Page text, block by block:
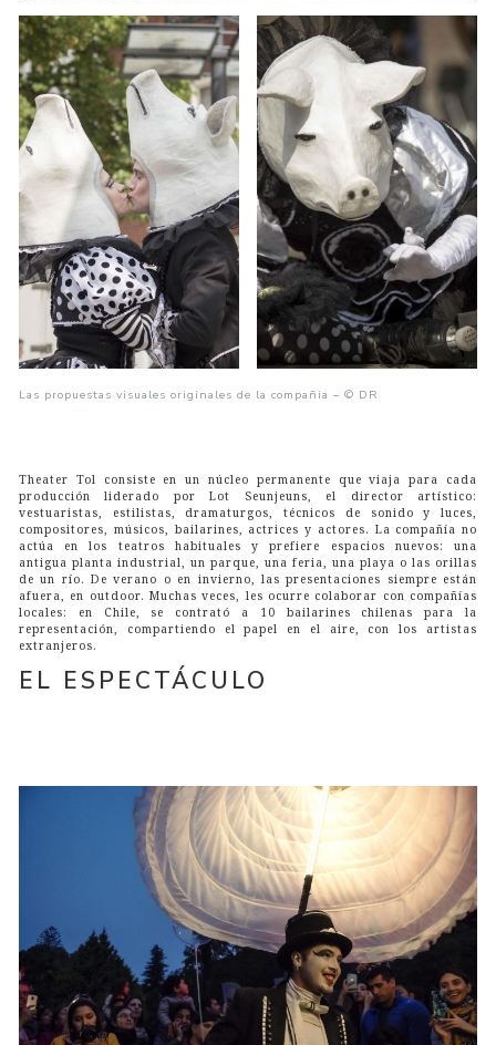
Las propuestas visuales originales de la compañia – © DR
Theater Tol consiste en un núcleo permanente que viaja para cada
producción liderado por Lot Seunjeuns, el director artístico:
vestuaristas, estilistas, dramaturgos, técnicos de sonido y luces,
compositores, músicos, bailarines, actrices y actores. La compañía no
actúa en los teatros habituales y prefiere espacios nuevos: una
antigua planta industrial, un parque, una feria, una playa o las orillas
de un río. De verano o en invierno, las presentaciones siempre están
afuera, en outdoor. Muchas veces, les ocurre colaborar con compañías
locales: en Chile, se contrató a 10 bailarines chilenas para la
representación, compartiendo el papel en el aire, con los artistas
extranjeros.
EL ESPECTÁCULO